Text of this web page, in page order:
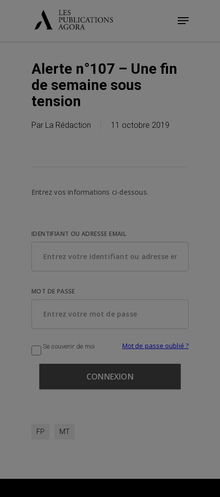
Menu
Alerte n°107 – Une fin
de semaine sous
tension
Par La Rédaction 11 octobre 2019
Entrez vos informations ci-dessous.
IDENTIFIANT OU ADRESSE EMAIL
MOT DE PASSE
Se souvenir de moi Mot de passe oublié ?
FP MT